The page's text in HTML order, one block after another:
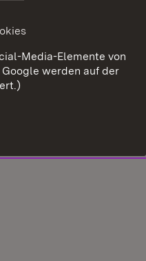
Media-Elemente von
werden auf der